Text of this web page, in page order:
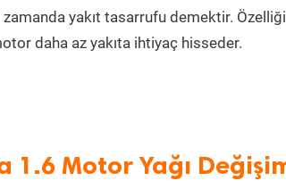
zamanda yakıt tasarrufu demektir.
daha az yakıta ihtiyaç hisseder.
1.6 Motor Yağı